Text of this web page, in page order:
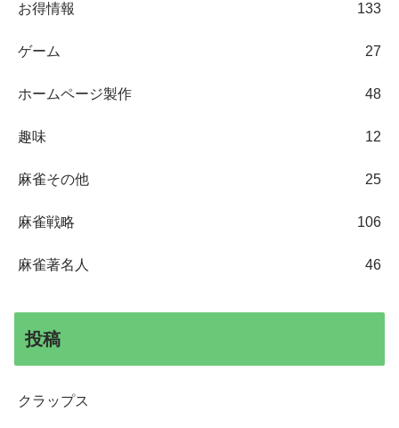
お得情報 133
ゲーム 27
ホームページ製作 48
趣味 12
麻雀その他 25
麻雀戦略 106
麻雀著名人 46
投稿
クラップス